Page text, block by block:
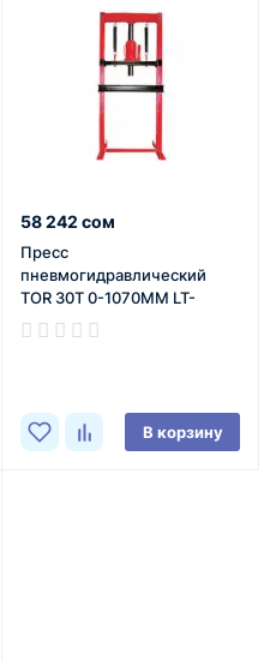
58 242 сом
Пресс
пневмогидравлический
TOR 30T 0-1070MM LT-
E3030
В корзину